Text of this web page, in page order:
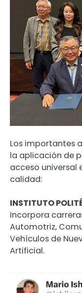
Los importantes
la aplicación de
acceso universal
calidad:
INSTITUTO
Incorpora
Automotriz,
Vehículos de
Artificial.